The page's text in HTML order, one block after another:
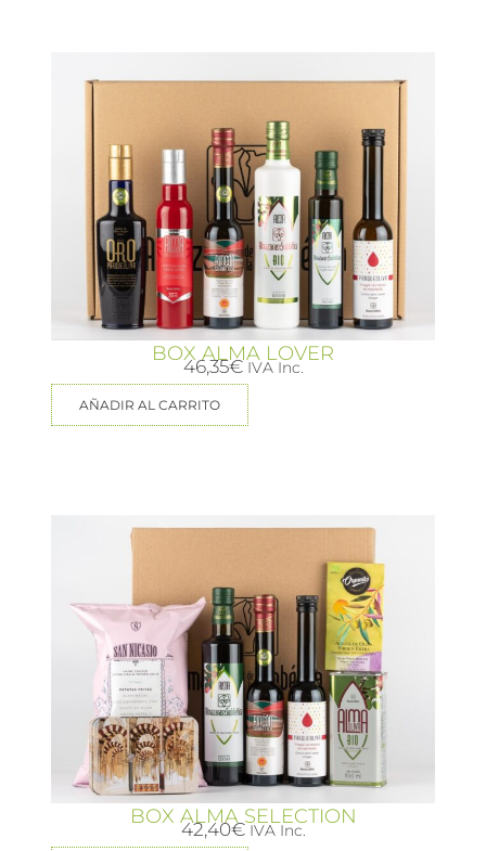
BOX ALMA LOVER
46,35€ IVA Inc.
AÑADIR AL CARRITO
BOX ALMA SELECTION
42,40€ IVA Inc.